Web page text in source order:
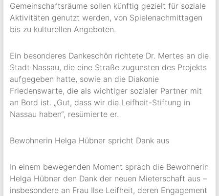
Gemeinschaftsräume sollen künftig gezielt für soziale
Aktivitäten genutzt werden, von Spielenachmittagen
bis zu kulturellen Angeboten.
Ein besonderes Dankeschön richtete Dr. Mertes an die
Stadt Nassau, die eine Straße zugunsten des Projekts
aufgegeben hatte, sowie an die Diakonie
Friedenswarte, die als wichtiger sozialer Partner mit
an Bord ist. „Gut, dass wir die Leifheit-Stiftung in
Nassau haben“, resümierte er.
Bewohnerin Helga Hübner spricht Dank aus
In einem bewegenden Moment sprach die Bewohnerin
Helga Hübner den Dank der neuen Mieterschaft aus –
insbesondere an Frau Ilse Leifheit, deren Engagement